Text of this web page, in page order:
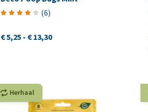
(6)
€ 5,25 - € 13,30
Herhaal